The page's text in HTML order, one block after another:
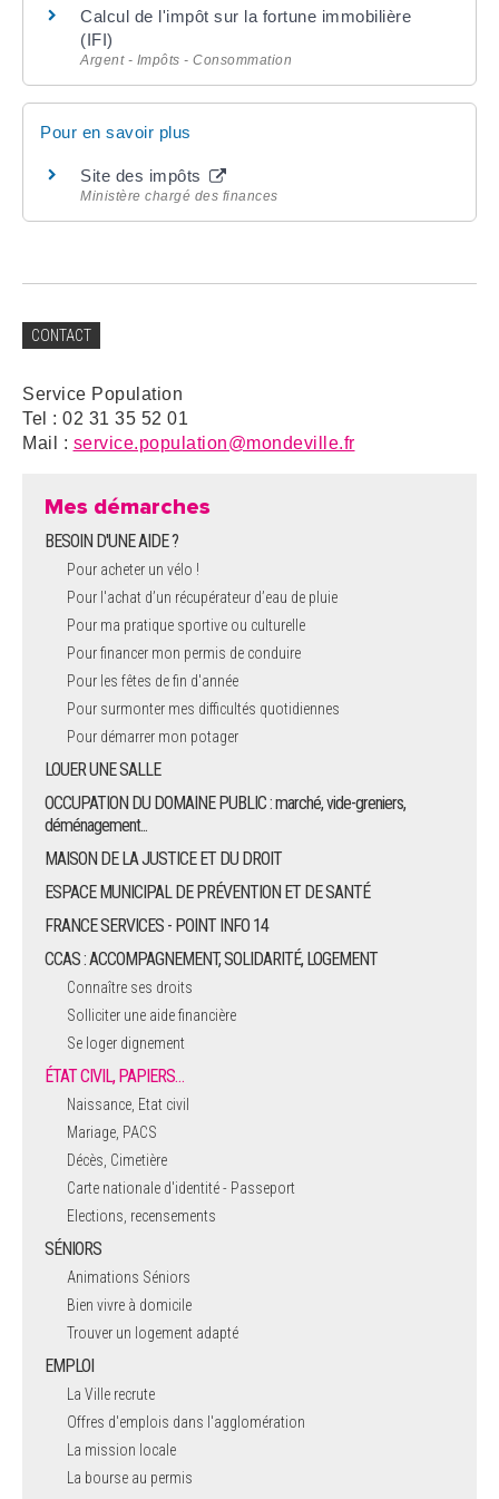
Calcul de l'impôt sur la fortune immobilière
(IFI)
Argent - Impôts - Consommation
Pour en savoir plus
Site des impôts
Ministère chargé des finances
CONTACT
Service Population
Tel : 02 31 35 52 01
Mail : service.population@mondeville.fr
Mes démarches
BESOIN D'UNE AIDE ?
Pour acheter un vélo !
Pour l'achat d’un récupérateur d’eau de pluie
Pour ma pratique sportive ou culturelle
Pour financer mon permis de conduire
Pour les fêtes de fin d'année
Pour surmonter mes difficultés quotidiennes
Pour démarrer mon potager
LOUER UNE SALLE
OCCUPATION DU DOMAINE PUBLIC : marché, vide-greniers,
déménagement...
MAISON DE LA JUSTICE ET DU DROIT
ESPACE MUNICIPAL DE PRÉVENTION ET DE SANTÉ
FRANCE SERVICES - POINT INFO 14
CCAS : ACCOMPAGNEMENT, SOLIDARITÉ, LOGEMENT
Connaître ses droits
Solliciter une aide financière
Se loger dignement
ÉTAT CIVIL, PAPIERS…
Naissance, Etat civil
Mariage, PACS
Décès, Cimetière
Carte nationale d'identité - Passeport
Elections, recensements
SÉNIORS
Animations Séniors
Bien vivre à domicile
Trouver un logement adapté
EMPLOI
La Ville recrute
Offres d'emplois dans l'agglomération
La mission locale
La bourse au permis